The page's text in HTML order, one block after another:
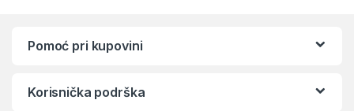
Pomoć pri kupovini
Korisnička podrška